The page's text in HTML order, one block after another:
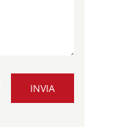
INVIA